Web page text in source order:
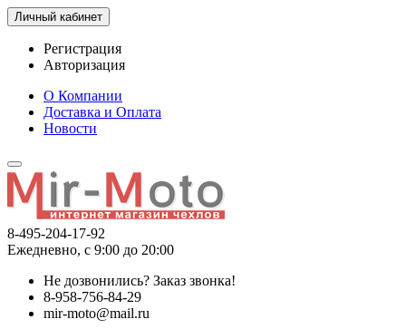
Личный кабинет
Регистрация
Авторизация
О Компании
Доставка и Оплата
Новости
8-495-204-17-92
Ежедневно, с 9:00 до 20:00
Не дозвонились? Заказ звонка!
8-958-756-84-29
mir-moto@mail.ru